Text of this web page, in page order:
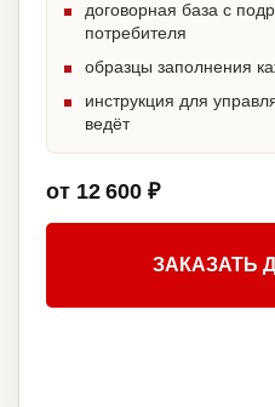
договорная база с
потребителя
образцы заполнения
инструкция для
ведёт
от 12 600 ₽
ЗАКАЗАТЬ